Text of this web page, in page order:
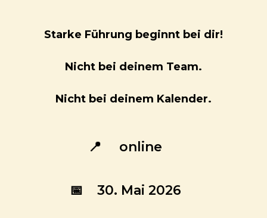
Starke Führung beginnt bei dir!
Nicht bei deinem Team.
Nicht bei deinem Kalender.
📍 online
📅 30. Mai 2026